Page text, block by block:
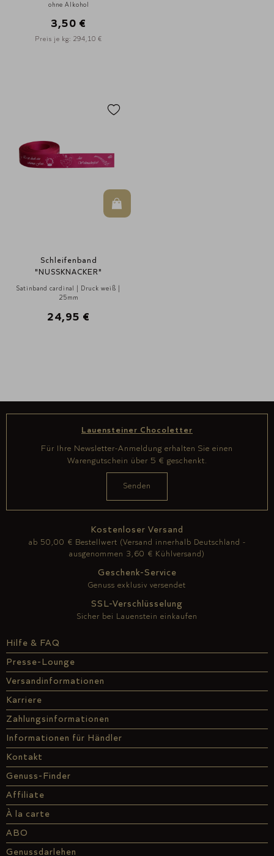
ohne Alkohol
3,50 €
Preis je kg: 294,10 €
In den Warenkorb
Schleifenband
"NUSSKNACKER"
Satinband cardinal | Druck weiß |
25mm
24,95 €
Hilfe & FAQ
Presse-Lounge
Versandinformationen
Karriere
Zahlungsinformationen
Informationen für Händler
Kontakt
Genuss-Finder
Affiliate
À la carte
ABO
Genussdarlehen
Kostenloser Versand
ab 50,00 € Bestellwert (Versand innerhalb Deutschland -
ausgenommen 3,60 € Kühlversand)
Geschenk-Service
Genuss exklusiv versendet
SSL-Verschlüsselung
Sicher bei Lauenstein einkaufen
Lauensteiner Chocoletter
Für Ihre Newsletter-Anmeldung erhalten Sie einen
Warengutschein über 5 € geschenkt.